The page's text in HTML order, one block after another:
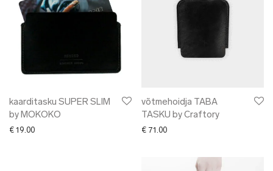
kaarditasku SUPER SLIM
by MOKOKO
€ 19.00
võtmehoidja TABA
TASKU by Craftory
€ 71.00